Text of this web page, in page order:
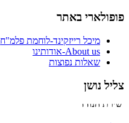
פופולארי באתר
מיכל רייזקינד-לוחמת פלמ"ח
About us-אודותינו
שאלות נפוצות
צליל נושן